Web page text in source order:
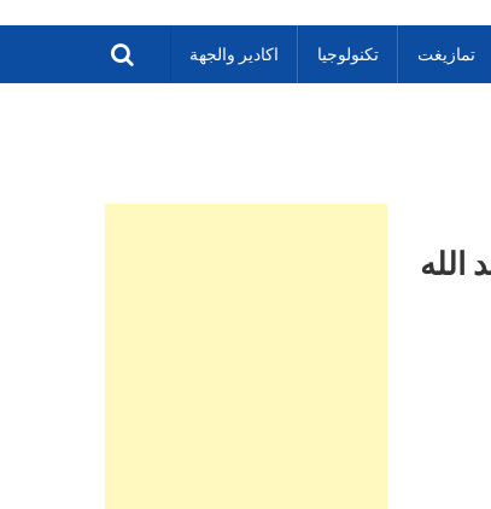
تمازيغت تكنولوجيا اكادير والجهة
الله